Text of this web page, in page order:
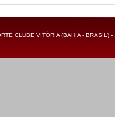
CLUBE VITÓRIA (BAHIA - BRASIL) -